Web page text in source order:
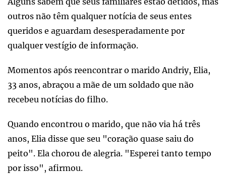
outros não têm qualquer notícia de seus entes
queridos e aguardam desesperadamente por
qualquer vestígio de informação.
Momentos após reencontrar o marido Andriy, Elia,
33 anos, abraçou a mãe de um soldado que não
recebeu notícias do filho.
Quando encontrou o marido, que não via há três
anos, Elia disse que seu "coração quase saiu do
peito". Ela chorou de alegria. "Esperei tanto tempo
por isso", afirmou.